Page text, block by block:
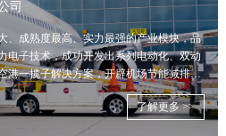
司
、成熟度最高、实力最强的产业模块，品
电子技术，成功开发出系列电动化、双动
港一揽子解决方案，开辟机场节能减排新
了解更多 >>